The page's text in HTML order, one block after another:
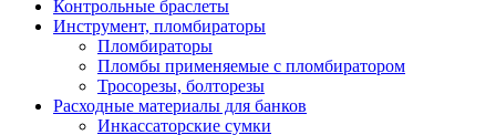
Контрольные браслеты
Инструмент, пломбираторы
Пломбираторы
Пломбы применяемые с пломбиратором
Тросорезы, болторезы
Расходные материалы для банков
Инкассаторские сумки